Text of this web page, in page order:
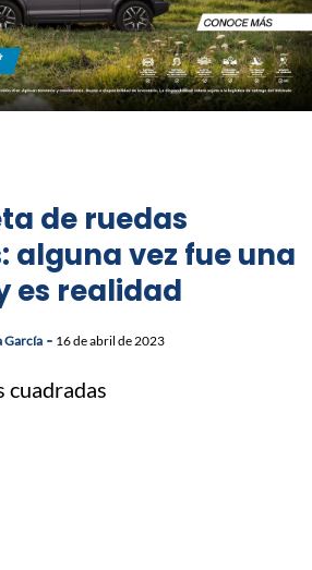
de ruedas
alguna vez fue una
es realidad
García 16 de abril de 2023